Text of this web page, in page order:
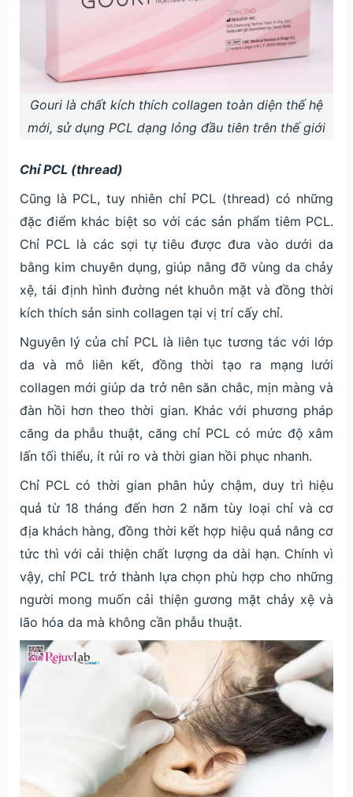
Gouri là chất kích thích collagen toàn diện thế hệ
mới, sử dụng PCL dạng lỏng đầu tiên trên thế giới
Chỉ PCL (thread)
Cũng là PCL, tuy nhiên chỉ PCL (thread) có những
đặc điểm khác biệt so với các sản phẩm tiêm PCL.
Chỉ PCL là các sợi tự tiêu được đưa vào dưới da
bằng kim chuyên dụng, giúp nâng đỡ vùng da chảy
xệ, tái định hình đường nét khuôn mặt và đồng thời
kích thích sản sinh collagen tại vị trí cấy chỉ.
Nguyên lý của chỉ PCL là liên tục tương tác với lớp
da và mô liên kết, đồng thời tạo ra mạng lưới
collagen mới giúp da trở nên săn chắc, mịn màng và
đàn hồi hơn theo thời gian. Khác với phương pháp
căng da phẫu thuật, căng chỉ PCL có mức độ xâm
lấn tối thiểu, ít rủi ro và thời gian hồi phục nhanh.
Chỉ PCL có thời gian phân hủy chậm, duy trì hiệu
quả từ 18 tháng đến hơn 2 năm tùy loại chỉ và cơ
địa khách hàng, đồng thời kết hợp hiệu quả nâng cơ
tức thì với cải thiện chất lượng da dài hạn. Chính vì
vậy, chỉ PCL trở thành lựa chọn phù hợp cho những
người mong muốn cải thiện gương mặt chảy xệ và
lão hóa da mà không cần phẫu thuật.